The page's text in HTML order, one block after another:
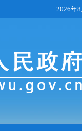
2026年